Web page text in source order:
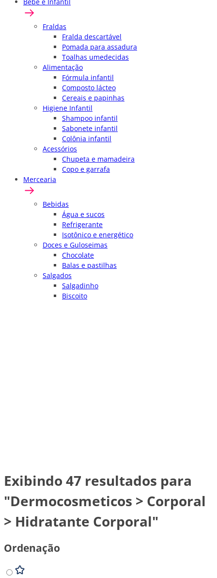
Fraldas
Fralda descartável
Pomada para assadura
Toalhas umedecidas
Alimentação
Fórmula infantil
Composto lácteo
Cereais e papinhas
Higiene Infantil
Shampoo infantil
Sabonete infantil
Colônia infantil
Acessórios
Chupeta e mamadeira
Copo e garrafa
Mercearia
Bebidas
Água e sucos
Refrigerante
Isotônico e energético
Doces e Guloseimas
Chocolate
Balas e pastilhas
Salgados
Salgadinho
Biscoito
Exibindo 47 resultados para
"Dermocosmeticos > Corporal
> Hidratante Corporal"
Ordenação